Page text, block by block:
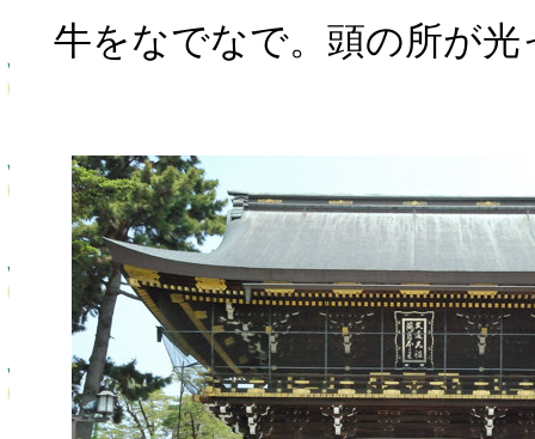
牛をなでなで。頭の所が光